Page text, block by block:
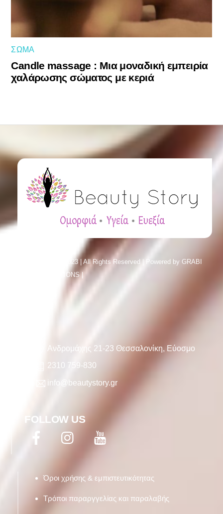
ΣΏΜΑ
Candle massage : Μια μοναδική εμπειρία
χαλάρωσης σώματος με κεριά
© Beauty Story 2023 | All Rights Reserved | Powered byGRABI
SMART SOLUTIONS |
Ανδρομάχης 21-23 Θεσσαλονίκη, Εύοσμο
2310 759-830
info@beautystory.gr
FOLLOW US
Facebook Twitter
Όροι χρήσης & εμπιστευτικότητας
Τρόποι παραργγελίας και παραλαβής